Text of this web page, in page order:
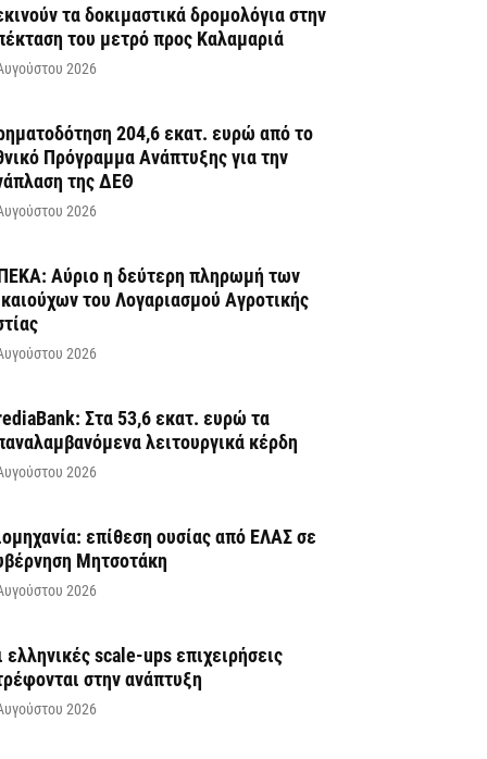
τα δοκιμαστικά δρομολόγια στην
του μετρό προς Καλαμαριά
2026
204,6 εκατ. ευρώ από το
Πρόγραμμα Ανάπτυξης για την
της ΔΕΘ
2026
Αύριο η δεύτερη πληρωμή των
του Λογαριασμού Αγροτικής
2026
Στα 53,6 εκατ. ευρώ τα
λειτουργικά κέρδη
2026
επίθεση ουσίας από ΕΛΑΣ σε
Μητσοτάκη
2026
ελληνικές scale-ups επιχειρήσεις
στην ανάπτυξη
2026